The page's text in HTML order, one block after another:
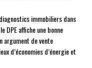
immobiliers dans
DPE affiche une bonne
argument de vente
d’économies d’énergie et